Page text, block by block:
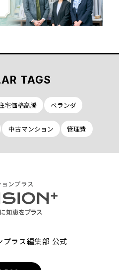
TAGS
宅価格高騰 ベランダ
中古マンション 管理費
ンプラス
プラス編集部 公式